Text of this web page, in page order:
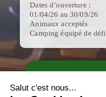
Dates d’ouverture :
01/04/26 au 30/09/26
Animaux acceptés
Camping équipé de
VISITE